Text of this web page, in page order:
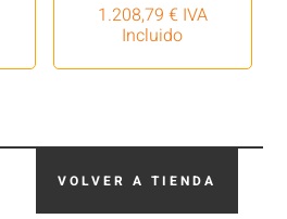
1.208,79 € IVA
Incluido
VOLVER A TIENDA